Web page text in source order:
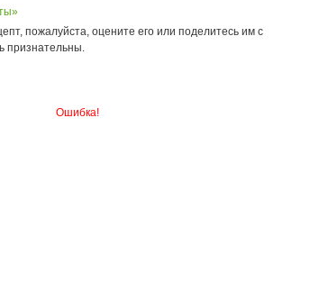
пожалуйста, оцените его или поделитесь им с
признательны.
Ошибка!